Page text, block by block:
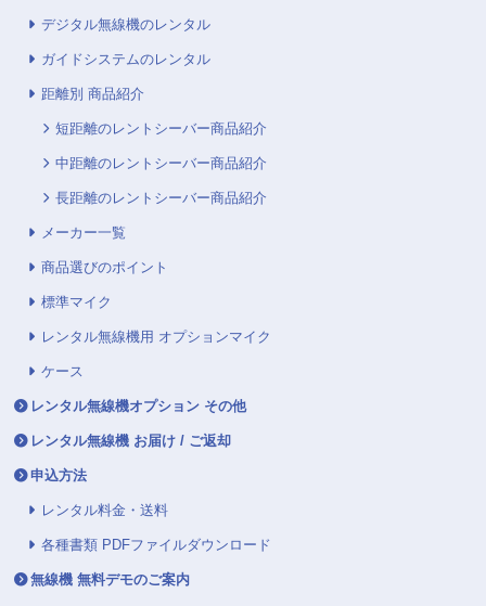
デジタル無線機のレンタル
ガイドシステムのレンタル
距離別 商品紹介
短距離のレントシーバー商品紹介
中距離のレントシーバー商品紹介
長距離のレントシーバー商品紹介
メーカー一覧
商品選びのポイント
標準マイク
レンタル無線機用 オプションマイク
ケース
レンタル無線機オプション その他
レンタル無線機 お届け / ご返却
申込方法
レンタル料金・送料
各種書類 PDFファイルダウンロード
無線機 無料デモのご案内